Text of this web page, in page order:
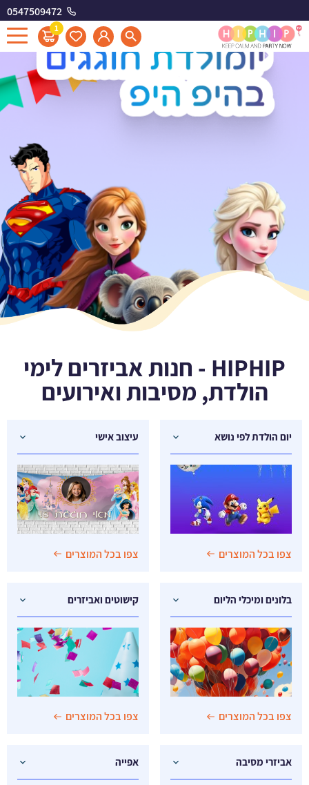
0547509472
1
HIPHIP - חנות אביזרים לימי
הולדת, מסיבות ואירועים
יום הולדת לפי נושא
צפו בכל המוצרים
עיצוב אישי
צפו בכל המוצרים
בלונים ומיכלי הליום
צפו בכל המוצרים
קישוטים ואביזרים
צפו בכל המוצרים
אביזרי מסיבה אפייה